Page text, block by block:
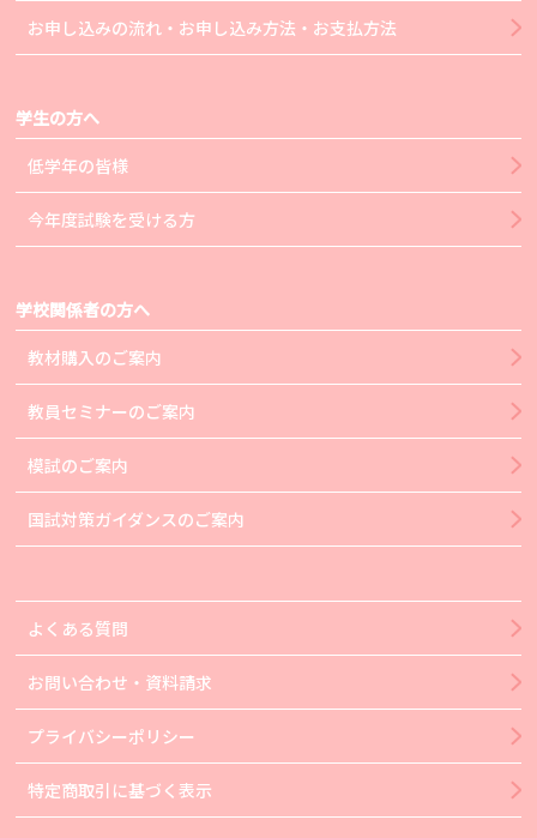
お申し込みの流れ・お申し込み方法・お支払方法
学生の方へ
低学年の皆様
今年度試験を受ける方
学校関係者の方へ
教材購入のご案内
教員セミナーのご案内
模試のご案内
国試対策ガイダンスのご案内
よくある質問
お問い合わせ・資料請求
プライバシーポリシー
特定商取引に基づく表示